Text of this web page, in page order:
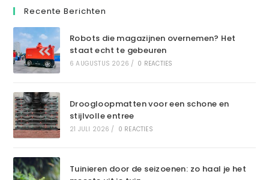
Recente Berichten
Robots die magazijnen overnemen? Het
staat echt te gebeuren
6 AUGUSTUS 2026 / 0 REACTIES
Droogloopmatten voor een schone en
stijlvolle entree
21 JULI 2026 / 0 REACTIES
Tuinieren door de seizoenen: zo haal je het